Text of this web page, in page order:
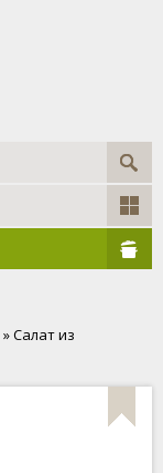
» Салат из